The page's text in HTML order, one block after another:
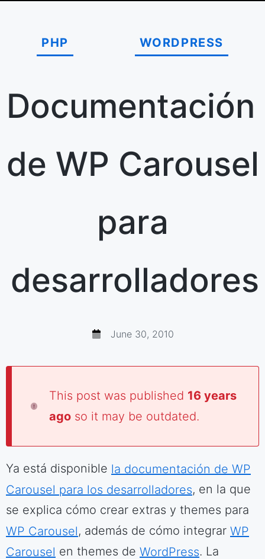
PHP WORDPRESS
Documentación
de WP Carousel
para
desarrolladores
June 30, 2010
This post was published 16 years
ago so it may be outdated.
Ya está disponible la documentación de WP
Carousel para los desarrolladores, en la que
se explica cómo crear extras y themes para
WP Carousel, además de cómo integrar WP
Carousel en themes de WordPress. La